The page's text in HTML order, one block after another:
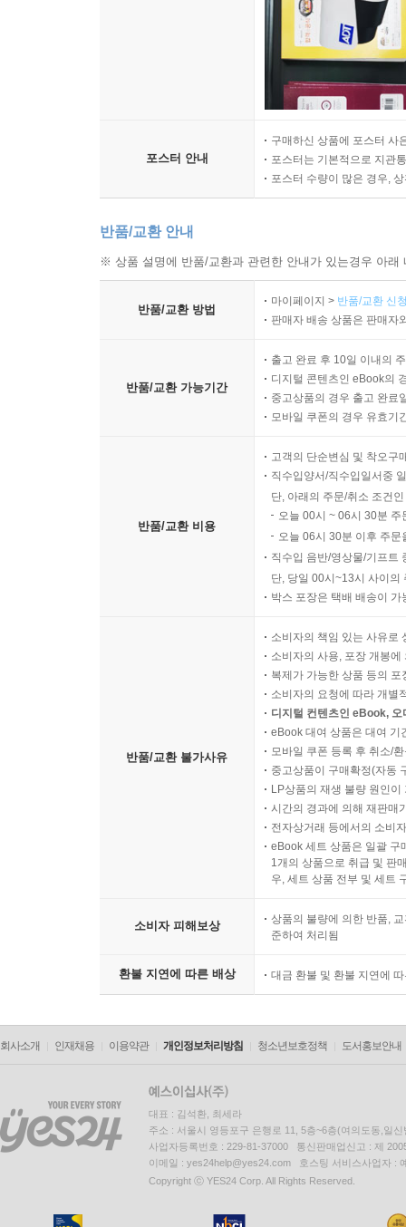
포스터 안내
구매하신 상품에 포스터 사
포스터는 기본적으로 지관
포스터 수량이 많은 경우,
반품/교환 안내
※ 상품 설명에 반품/교환과 관련한 안내가 있는경우 아
반품/교환 방법
마이페이지 > 반품/교환 신
판매자 배송 상품은 판매자
반품/교환 가능기간
출고 완료 후 10일 이내의
디지털 콘텐츠인 eBook의
중고상품의 경우 출고 완료
모바일 쿠폰의 경우 유효기
반품/교환 비용
고객의 단순변심 및 착오구
직수입양서/직수입일서중
단, 아래의 주문/취소 조건
오늘 00시 ~ 06시 30분
오늘 06시 30분 이후 주
직수입 음반/영상물/기프트
단, 당일 00시~13시 사이의
박스 포장은 택배 배송이
반품/교환 불가사유
소비자의 책임 있는 사유로
소비자의 사용, 포장 개봉
복제가 가능한 상품 등의
소비자의 요청에 따라 개별
디지털 컨텐츠인 eBook,
eBook 대여 상품은 대여 기
모바일 쿠폰 등록 후 취소/
중고상품이 구매확정(자동
LP상품의 재생 불량 원인
시간의 경과에 의해 재판매
전자상거래 등에서의 소비
eBook 세트 상품은 일괄 구
1개의 상품으로 취급 및 판
우, 세트 상품 전부 및 세트
소비자 피해보상
상품의 불량에 의한 반품,
준하여 처리됨
환불 지연에 따른 배상 대금 환불 및 환불 지연에
회사소개 인재채용 이용약관 개인정보처리방침 청소년보호정책 도서홍보안내
대표 : 김석환, 최세라
주소 : 서울시 영등포구 은행로 11, 5층~6층(여의도동,일신
사업자등록번호 : 229-81-37000 통신판매업신고 : 제
이메일 : yes24help@yes24.com 호스팅 서비스사업자 :
Copyright ⓒ YES24 Corp. All Rights Reserved.